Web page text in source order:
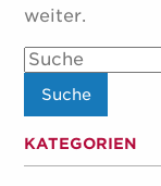
weiter.
KATEGORIEN